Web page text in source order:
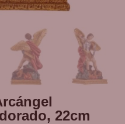
22cm